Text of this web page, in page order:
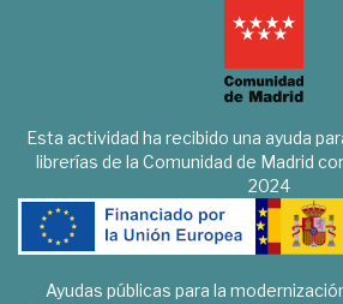
Esta actividad ha recibido una ayuda
librerías de la Comunidad de Madrid
2024
Ayudas públicas para la